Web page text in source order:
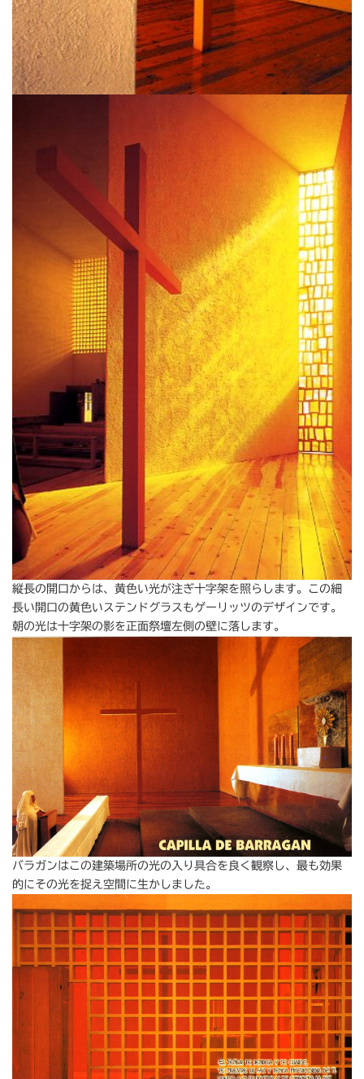
縦長の開口からは、黄色い光が注ぎ十字架を照らします。この細
長い開口の黄色いステンドグラスもゲーリッツのデザインです。
朝の光は十字架の影を正面祭壇左側の壁に落します。
バラガンはこの建築場所の光の入り具合を良く観察し、最も効果
的にその光を捉え空間に生かしました。